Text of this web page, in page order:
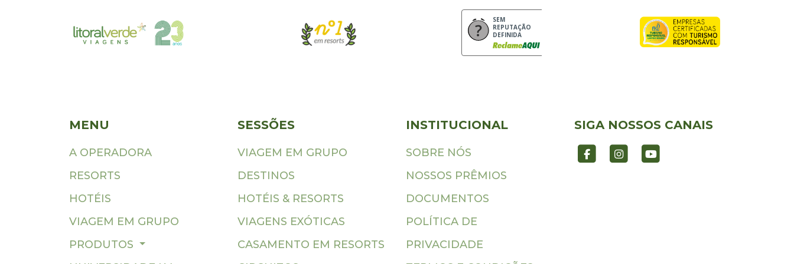
SEM
REPUTAÇÃO
DEFINIDA
MENU
A OPERADORA
RESORTS
HOTÉIS
VIAGEM EM GRUPO
PRODUTOS
SESSÕES
VIAGEM EM GRUPO
DESTINOS
HOTÉIS & RESORTS
VIAGENS EXÓTICAS
CASAMENTO EM RESORTS
INSTITUCIONAL
SOBRE NÓS
NOSSOS PRÊMIOS
DOCUMENTOS
POLÍTICA DE
PRIVACIDADE
SIGA NOSSOS CANAIS